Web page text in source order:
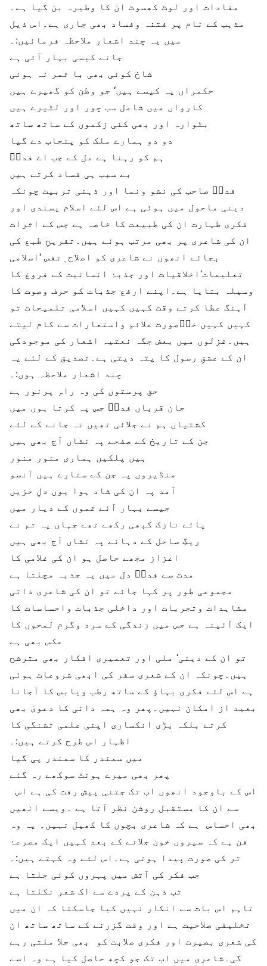
مفادات اور لوٹ کھسوٹ ان کا وطیرہ بن گیا ہے۔
مذہب کے نام پر فتنہ وفساد بھی جاری ہے۔اس ذیل
میں یہ چند اشعار ملاحظہ فرمائیں:۔
جانے کیسی بہار آئی ہے
شاخ کوئی بھی با ثمر نہ ہوئی
حکمراں یہ کیسے ہیں‘ جو وطن کو گھیرے ہیں
کارواں میں شامل سب چور اور لٹیرے ہیں
بٹوارہ اور بھی کئی زکموں کے ساتھ ساتھ
دو دو ہمارے ملک کو پنجاب دے گیا
ہم کو رہنا ہے مل کے جب اے فداؔ
بے سبب ہی فساد کرتے ہیں
فداؔ صاحب کی نشو ونما اور ذہنی تربیت چونکہ
دینی ماحول میں ہوئی ہے اس لئے اسلام پسندی اور
فکری طہارت ان کی طبیعت کا خاصہ ہے جس کے اثرات
ان کی شاعری پر بھی مرتب ہوئے ہیں۔تفریحِ طبع کی
بجائے انھوں نے شاعری کو اصلاح ِنفس ‘اسلامی
تعلیمات‘اخلاقیات اور جذبۂ انسانیت کے فروغ کا
وسیلہ بنایا ہے۔اپنے ارفع جذبات کو حرف وصوت کا
آہنگ عطا کرتے وقت کہیں کہیں اسلامی تلمیحات تو
کہیں کہیں خوؓصورت علائم واستعارات سے کام لیتے
ہیں۔غزلوں میں بعض جگہ نعتیہ اشعار کی موجودگی
ان کے عشقِ رسول کا پتہ دیتی ہے۔تصدیق کے لئے یہ
چند اشعار ملاحظہ ہوں:۔
حق پرستوں کی وہ راہِ پرنور ہے
جان قرباں فداؔ جس پہ کرتا ہوں میں
کشتیاں ہم نے جلائی تھیں نہ جانے کے لئے
جن کے تاریخ کے صفحے پہ نشاں آج بھی ہیں
ہیں پلکیں ہماری منور منور
منڈیروں پہ جن کے ستارے ہیں آنسو
آمد پہ ان کی شاد ہوا یوں دلِ حزیں
جیسے بہار آئے غموں کے دیار میں
پائے نازک کبھی رکھے تھے جہاں پہ تم نے
ریگِ ساحل کے دہانے پہ نشاں آج بھی ہیں
اعزاز مجھے حاصل ہو ان کی غلامی کا
مدت سے فداؔ دل میں یہ جذبہ مچلتا ہے
مجموعی طور پر کہا جائے تو ان کی شاعری ذاتی
مشاہدات وتجربات اور داخلی جذبات واحساسات کا
ایک آئینہ ہے جس میں زندگی کے سرد وگرم لمحوں کا
عکس بھی ہے
تو ان کے دینی‘ ملی اور تعمیری افکار بھی مترشح
ہیں۔چونکہ ان کے شعری سفر کی ابھی شروعات ہوئی
ہے اس لئے فکری بہاؤ کے ساتھ رطب ویابس کا آجانا
بعید از امکان نہیں۔پھر وہ ہمہ دانی کا دعویٰ بھی
کرتے بلکہ بڑی انکساری اپنی علمی تشنگی کا
اظہار اس طرح کرتے ہیں:۔
میں سمندر کا سمندر پی گیا
پھر بھی میرے ہونٹ سوکھے رہ گئے
اس کے باوجود انھوں اب تک جتنی پیش رفت کی ہے اس
سے ان کا مستقبل روشن نظر آتا ہے ۔ویسے انھیں
بھی احساس ہے کہ شاعری بچوں کا کھیل نہیں۔ یہ وہ
فن ہے کہ سیروں خون جلانے کے بعد کہیں ایک مصرعۂ
تر کی صورت پیدا ہوتی ہے۔اس لئے وہ کہتے ہیں:۔
جب فکر کی آتش میں پہروں کوئی جلتا ہے
تب ذہن کے پردے سے اک شعر نکلتا ہے
تاہم اس بات سے انکار نہیں کیا جاسکتا کہ ان میں
تخلیقی صلاحیت ہے اور وقت گزرنے کے ساتھ ساتھ ان
کی شعری بصیرت اور فکری صلابت کو بھی جلا ملتی رہے
گی۔شاعری میں اب تک جو کچھ حاصل کیا ہے وہ اسے